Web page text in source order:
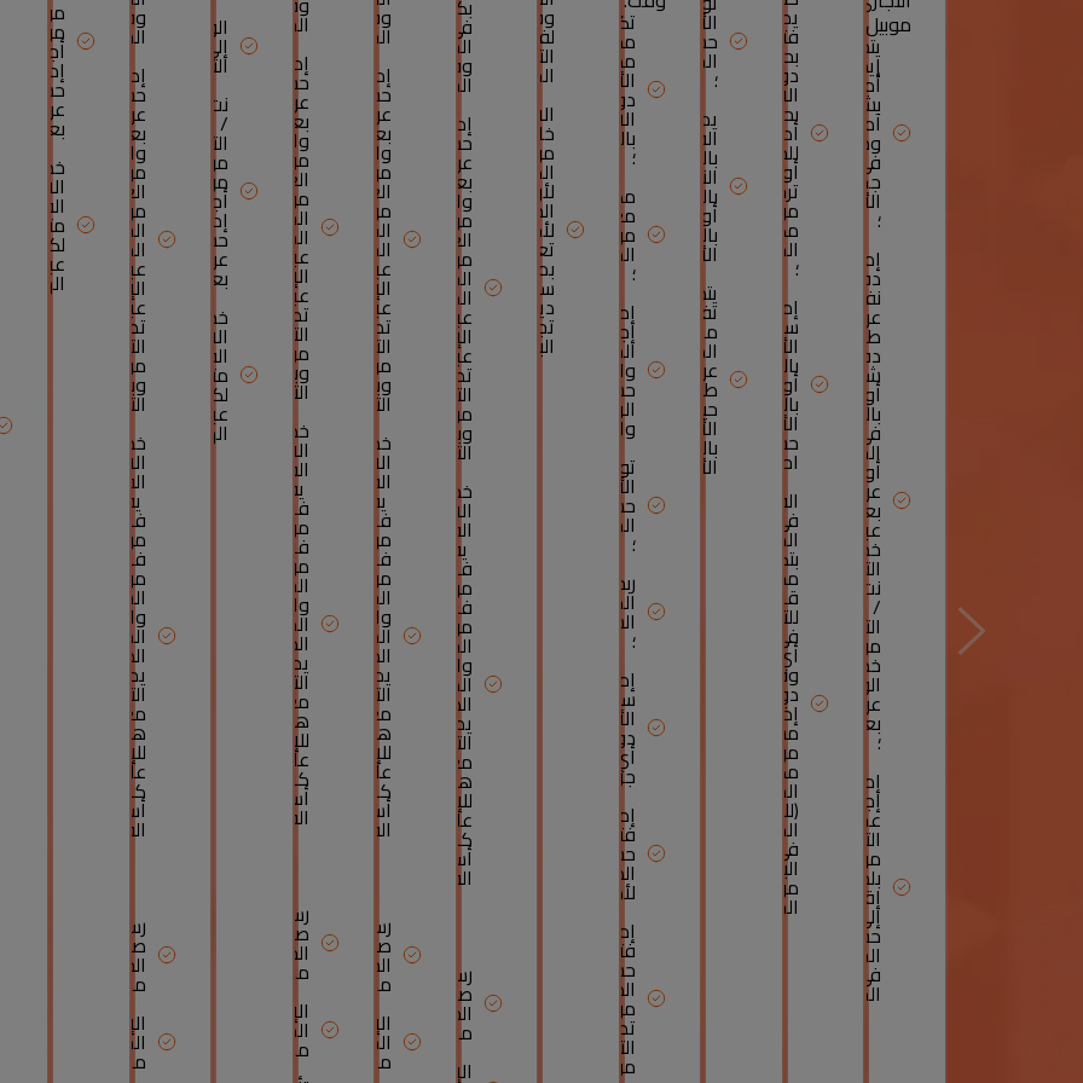
موبيل.
يتم
إيداع
أموالكم
بشكل
آمن
ومتاح
في
جميع
الأوقات
؛
إمكانية
دفع
نفقاتك
عن
طريق
دفتر
شيكات
أو
بالبطاقة
في
المغرب
أو
عن
بعد
عبر
خدمة
التجاري-
نت
/
التجاري-
موبيل،
خدمة
الولوج
عن
بعد
؛
إمكانية
إجراء
عمليات
التحويل
من
بلد
إقامتكم
إلى
حسابكم
الجاري
في
المغرب.
يمكن
فتحه
بحرية،
دون
الالتزام
بحد
أدنى
للدفع
أو
ترخيص
من
مكتب
الصرف
؛
إمكانية
سحب
الأموال
بالدرهم
أو
بالعملات
الأجنبية
حسب
احتياجاتكم.
القيام
في
المغرب
بتكوين
مدخرات
قابلة
للتحويل
في
أي
وقت
دون
إذن
مسبق
من
مكتب
الصرف
(للأموال
المستلمة
في
البداية
من
الخارج)
الأموال
حسب
الملاءمة
؛
يمكن
القيام
بالسحب
النقدي
بالدرهم
أو
بالعملات
الأجنبية.
يتم
تفادي
مخاطر
الصرف
عن
طريق
حيازة
الأموال
بالعملات
الأجنبية.
تكوين
مدخرات
مدفوعة
الأجر
دون
الالتزام
بالمدة
؛
مكافأة
معفاة
من
الضرائب
؛
إمكانية
إجراء
المدفوعات
والسحب
حسب
الرغبة
والرصيد.
توافر
الأموال
حسب
الملاءمة
؛
ربحية
المدخرات
السائلة
؛
إمكانية
سحب
الأموال
دون
أي
جزاء.
إمكانية
فتح
حساب
الدفتر
لأطفالكم.
إمكانية
فتح
حساب
الدفتر
من
تطبيق
التجاري
موبيل.
وفقًا
لفترة
التجميد
المختارة.
الاستثمارات
خالية
من
المخاطر
لأن
الحسبات
لأجل
تعتبر
بمثابة
سندات
دين
تجاه
البنك.
بكم
في
المغرب
وفي
الخارج
إدارة
حسابكم
عن
بعد
والإستفادة
من
العديد
من
الخدمات
المصرفية
عبر
الإنترنت
عبر
تطبيق
التجاري
موبايل
وبوابة
التجارينت
خدمة
الاستشارات
القانونية
يقدمها
فريق
من
فريق
من
الخبراء
والإستشاريين
المختصين
الذين
يمكن
التواصل
معهم
هاتفيا،
للإجابة
على
كافة
أسئلتكم
القانونية.
رسوم
صيانة
الحساب
مجانية
الإقتطاعات
وفي
الخارج
إدارة
حسابكم
عن
بعد
والإستفادة
من
العديد
من
الخدمات
المصرفية
عبر
الإنترنت
عبر
تطبيق
التجاري
موبايل
وبوابة
التجارينت
خدمة
الاستشارات
القانونية
يقدمها
فريق
من
فريق
من
الخبراء
والإستشاريين
المختصين
الذين
يمكن
التواصل
معهم
هاتفيا،
للإجابة
على
كافة
أسئلتكم
القانونية.
رسوم
صيانة
الحساب
مجانية
الإقتطاعات
المباشرة
مجانية
الخارج
إدارة
حسابكم
عن
بعد
والإستفادة
من
العديد
من
الخدمات
المصرفية
عبر
الإنترنت
عبر
تطبيق
التجاري
موبايل
وبوابة
التجارينت
خدمة
الاستشارات
القانونية
يقدمها
فريق
من
فريق
من
الخبراء
والإستشاريين
المختصين
الذين
يمكن
التواصل
معهم
هاتفيا،
للإجابة
على
كافة
أسئلتكم
القانونية.
رسوم
صيانة
الحساب
مجانية
الإقتطاعات
المباشرة
مجانية
الولوج
إلى
التجاري
نت
/
التجاري
موبيل
من
أجل
إدارة
حسابكم
عن
بعد،
خدمة
الاستشارة
القانونية
متاحة
لكم
عبر
الهاتف
وفي
الخارج
إدارة
حسابكم
عن
بعد
والإستفادة
من
العديد
من
الخدمات
المصرفية
عبر
الإنترنت
عبر
تطبيق
التجاري
موبايل
وبوابة
التجارينت
خدمة
الاستشارات
القانونية
يقدمها
فريق
من
فريق
من
الخبراء
والإستشاريين
المختصين
الذين
يمكن
التواصل
معهم
هاتفيا،
للإجابة
على
كافة
أسئلتكم
القانونية.
رسوم
صيانة
الحساب
مجانية
الإقتطاعات
المباشرة
مجانية
موبيل
من
أجل
إدارة
حسابكم
عن
بعد،
خدمة
الاستشارة
القانونية
متاحة
لكم
عبر
الهاتف